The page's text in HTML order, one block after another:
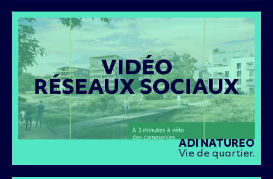
VIDÉO
RÉSEAUX SOCIAUX
ADI NATUREO
Vie de quartier.